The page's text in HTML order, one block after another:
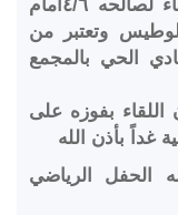
السليمان رحمه الله بعدما أنهى اللقاء لصالحه ٤/٦أمام
وتعتبر من
الحي بالمجمع
بفوزه على
الحفل الرياضي